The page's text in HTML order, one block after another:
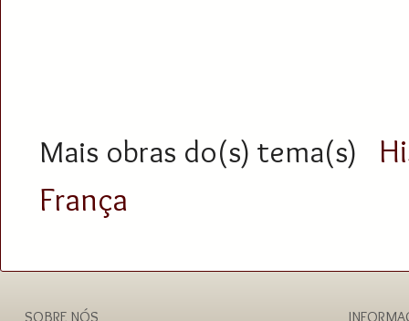
Mais obras do(s) tema(s)
França
SOBRE NÓS